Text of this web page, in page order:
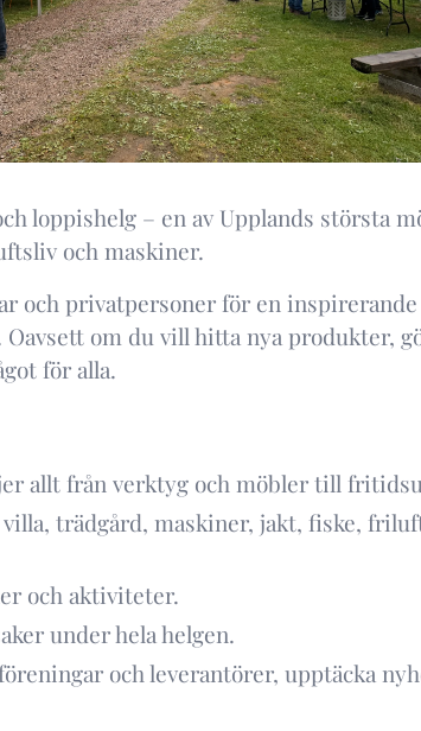
loppishelg – en av Upplands största
och maskiner.
och privatpersoner för en
om du vill hitta nya produkter,
för alla.
allt från verktyg och möbler till
trädgård, maskiner, jakt, fiske,
och aktiviteter.
under hela helgen.
och leverantörer, upptäcka